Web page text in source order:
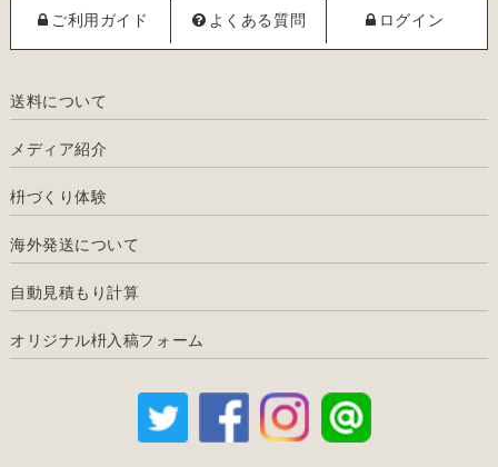
ご利用ガイド よくある質問 ログイン
送料について
メディア紹介
枡づくり体験
海外発送について
自動見積もり計算
オリジナル枡入稿フォーム